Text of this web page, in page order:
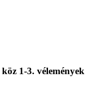
1-3. vélemények